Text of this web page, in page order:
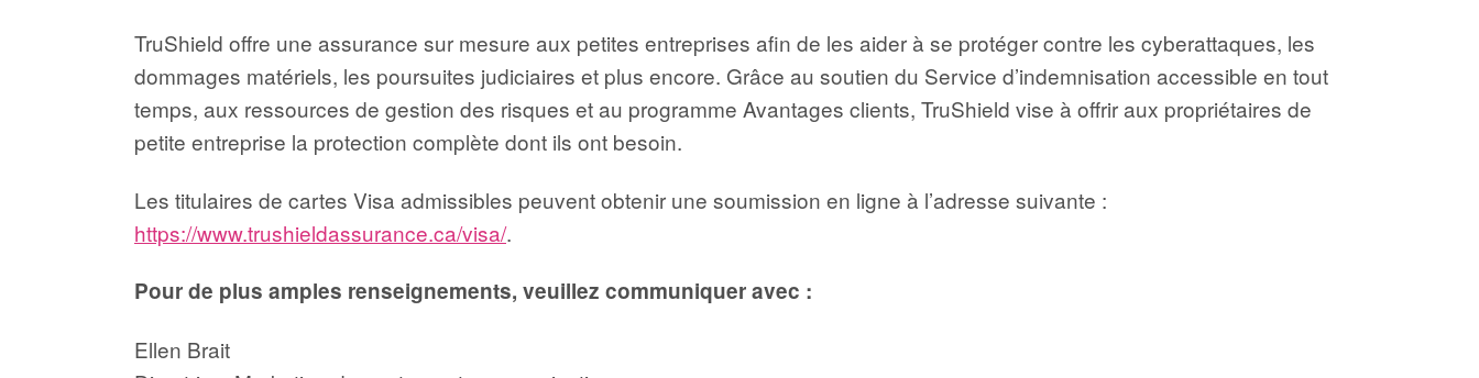
TruShield offre une assurance sur mesure aux petites entreprises afin de les aider à se protéger contre les cyberattaques, les
dommages matériels, les poursuites judiciaires et plus encore. Grâce au soutien du Service d’indemnisation accessible en tout
temps, aux ressources de gestion des risques et au programme Avantages clients, TruShield vise à offrir aux propriétaires de
petite entreprise la protection complète dont ils ont besoin.
Les titulaires de cartes Visa admissibles peuvent obtenir une soumission en ligne à l’adresse suivante :
https://www.trushieldassurance.ca/visa/.
Pour de plus amples renseignements, veuillez communiquer avec :
Ellen Brait